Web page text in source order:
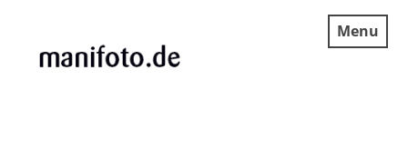
content
Menu